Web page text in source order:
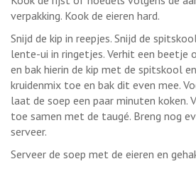
verpakking. Kook de eieren hard.
Snijd de kip in reepjes. Snijd de
lente-ui in ringetjes. Verhit een beetje
en bak hierin de kip met de spitskool
kruidenmix toe en bak dit even mee.
laat de soep een paar minuten koken.
toe samen met de taugé. Breng nog
serveer.
Serveer de soep met de eieren en